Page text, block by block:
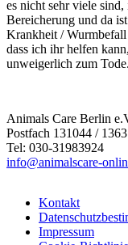
es nicht sehr viele
Bereicherung und da
Krankheit /
dass ich ihr helfen
unweigerlich zum Tode.
Animals Care Berlin
Postfach 131044 /
Tel: 030-31983924
info@animalscare-
Kontakt
Impressum